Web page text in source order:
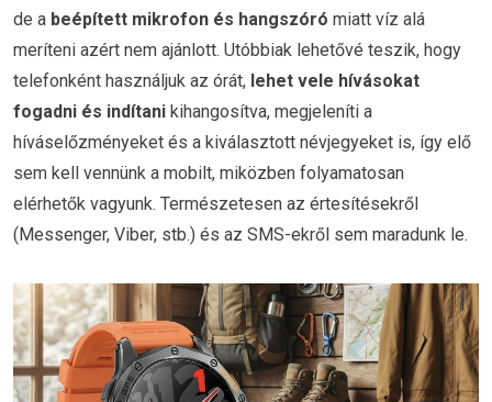
de a beépített mikrofon és hangszóró miatt víz alá
meríteni azért nem ajánlott. Utóbbiak lehetővé teszik, hogy
telefonként használjuk az órát, lehet vele hívásokat
fogadni és indítani kihangosítva, megjeleníti a
híváselőzményeket és a kiválasztott névjegyeket is, így elő
sem kell vennünk a mobilt, miközben folyamatosan
elérhetők vagyunk. Természetesen az értesítésekről
(Messenger, Viber, stb.) és az SMS-ekről sem maradunk le.